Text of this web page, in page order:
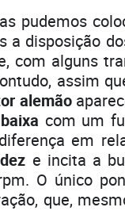
pudemos
a disposição
com alguns
assim
alemão
com um
em
e incita a
O único
que,